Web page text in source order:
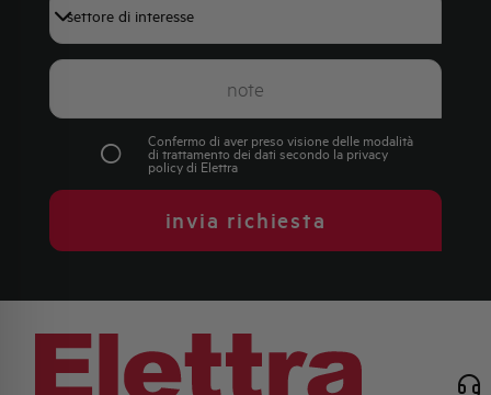
Confermo di aver preso visione delle modalità
di trattamento dei dati secondo la privacy
policydi Elettra
invia richiesta